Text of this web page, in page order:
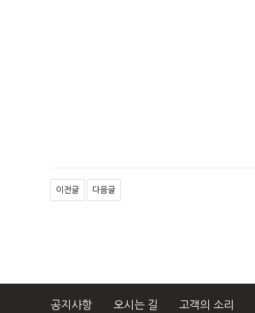
이전글 다음글
공지사항 오시는 길 고객의 소리